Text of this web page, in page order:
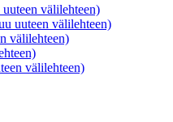
välilehteen)
uuteen välilehteen)
välilehteen)
välilehteen)